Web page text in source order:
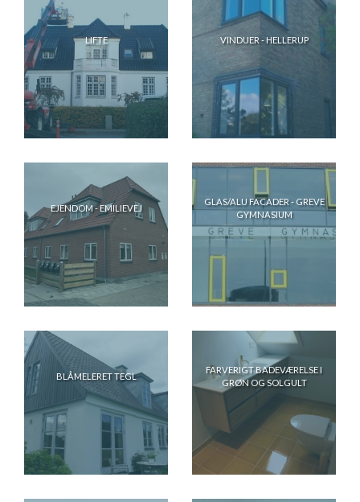
LIFTE VINDUER - HELLERUP
EJENDOM - EMILIEVEJ
GLAS/ALU FACADER - GREVE
GYMNASIUM
BLÅMELERET TEGL
FARVERIGT BADEVÆRELSE I
GRØN OG SOLGULT